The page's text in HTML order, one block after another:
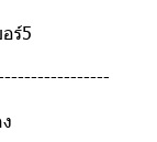
ร์5